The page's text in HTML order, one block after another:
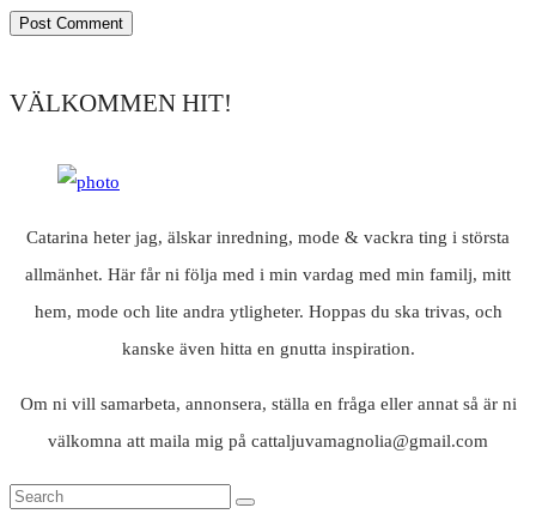
VÄLKOMMEN HIT!
Catarina heter jag, älskar inredning, mode & vackra ting i största
allmänhet. Här får ni följa med i min vardag med min familj, mitt
hem, mode och lite andra ytligheter. Hoppas du ska trivas, och
kanske även hitta en gnutta inspiration.
Om ni vill samarbeta, annonsera, ställa en fråga eller annat så är ni
välkomna att maila mig på cattaljuvamagnolia@gmail.com